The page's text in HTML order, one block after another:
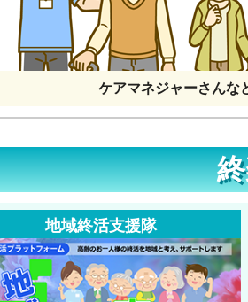
ケアマネジャーさんな
地域終活支援隊